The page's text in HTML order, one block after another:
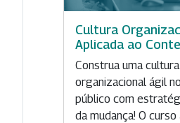
Cultura
Aplicada ao
Construa uma cultura
organizacional ágil
público com
da mudança! O curso